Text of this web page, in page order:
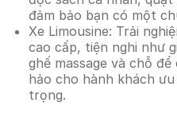
đảm bảo bạn có một
Xe Limousine: Trải
cao cấp, tiện nghi như
ghế massage và chỗ
hảo cho hành khách
trọng.